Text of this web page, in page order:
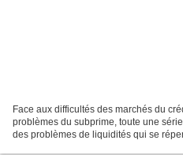
Face aux difficultés des marchés du
problèmes du subprime, toute une
des problèmes de liquidités qui se